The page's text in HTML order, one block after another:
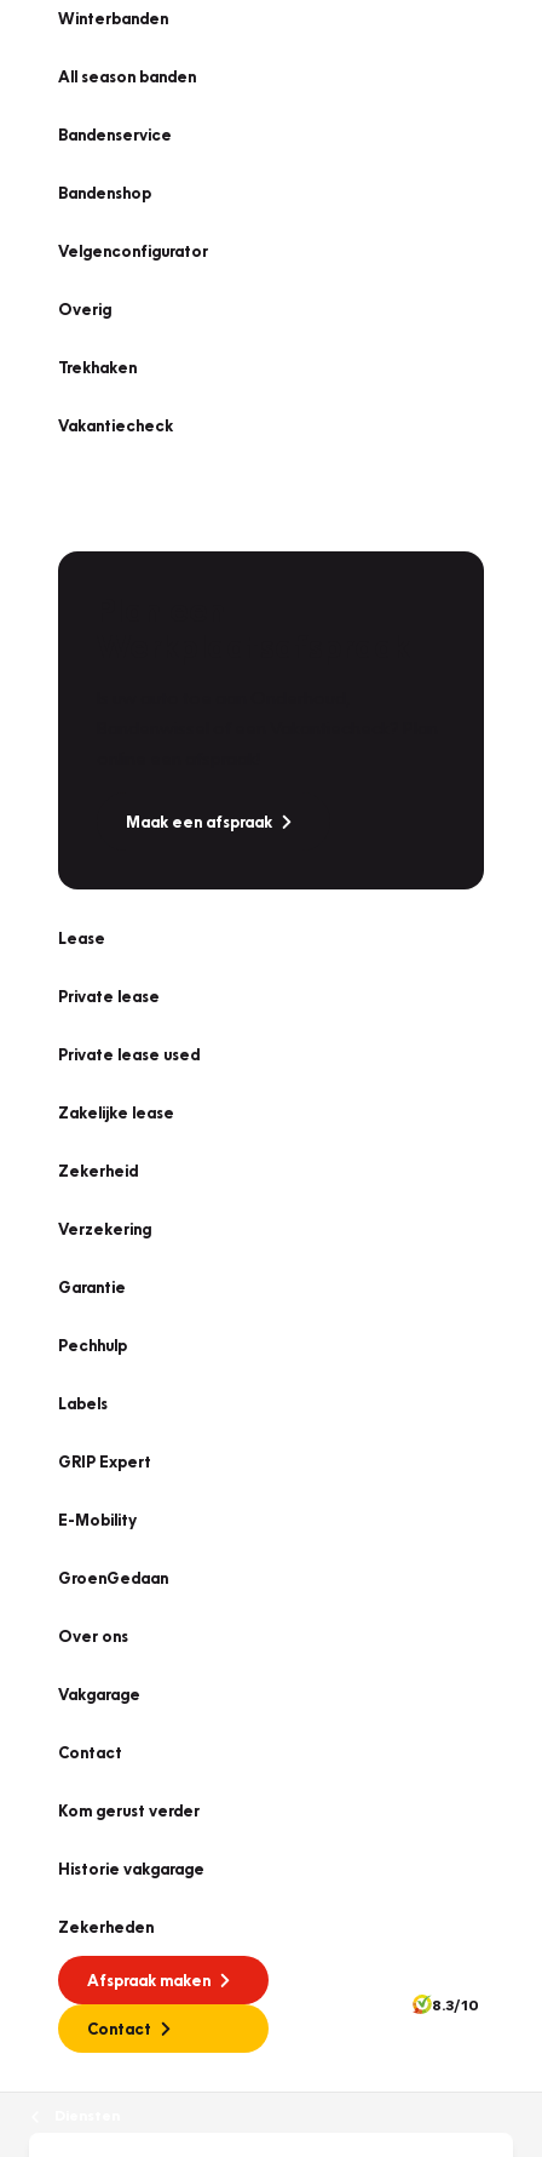
Winterbanden
All season banden
Bandenservice
Bandenshop
Velgenconfigurator
Overig
Trekhaken
Vakantiecheck
Maak een afspraak
Lease
Private lease
Private lease used
Zakelijke lease
Zekerheid
Verzekering
Garantie
Pechhulp
Labels
GRIP Expert
E-Mobility
GroenGedaan
Over ons
Vakgarage
Contact
Kom gerust verder
Historie vakgarage
Zekerheden
Afspraak maken
Contact
8.3/10